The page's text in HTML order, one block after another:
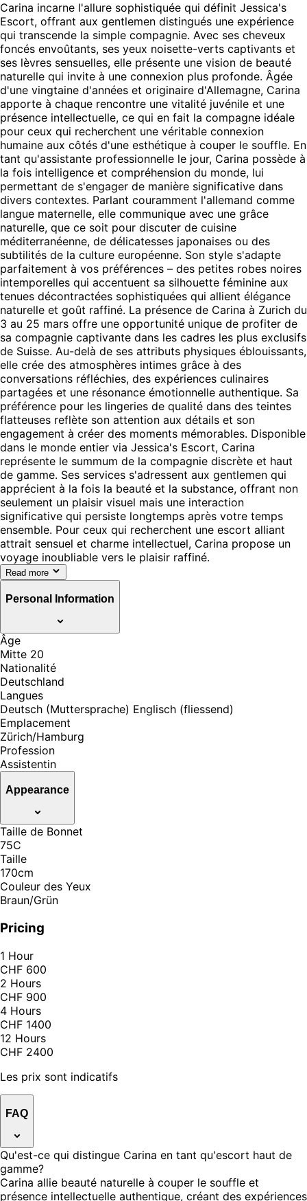
Carina incarne l'allure sophistiquée qui définit Jessica's
Escort, offrant aux gentlemen distingués une expérience
qui transcende la simple compagnie. Avec ses cheveux
foncés envoûtants, ses yeux noisette-verts captivants et
ses lèvres sensuelles, elle présente une vision de beauté
naturelle qui invite à une connexion plus profonde. Âgée
d'une vingtaine d'années et originaire d'Allemagne, Carina
apporte à chaque rencontre une vitalité juvénile et une
présence intellectuelle, ce qui en fait la compagne idéale
pour ceux qui recherchent une véritable connexion
humaine aux côtés d'une esthétique à couper le souffle. En
tant qu'assistante professionnelle le jour, Carina possède à
la fois intelligence et compréhension du monde, lui
permettant de s'engager de manière significative dans
divers contextes. Parlant couramment l'allemand comme
langue maternelle, elle communique avec une grâce
naturelle, que ce soit pour discuter de cuisine
méditerranéenne, de délicatesses japonaises ou des
subtilités de la culture européenne. Son style s'adapte
parfaitement à vos préférences – des petites robes noires
intemporelles qui accentuent sa silhouette féminine aux
tenues décontractées sophistiquées qui allient élégance
naturelle et goût raffiné. La présence de Carina à Zurich du
3 au 25 mars offre une opportunité unique de profiter de
sa compagnie captivante dans les cadres les plus exclusifs
de Suisse. Au-delà de ses attributs physiques éblouissants,
elle crée des atmosphères intimes grâce à des
conversations réfléchies, des expériences culinaires
partagées et une résonance émotionnelle authentique. Sa
préférence pour les lingeries de qualité dans des teintes
flatteuses reflète son attention aux détails et son
engagement à créer des moments mémorables. Disponible
dans le monde entier via Jessica's Escort, Carina
représente le summum de la compagnie discrète et haut
de gamme. Ses services s'adressent aux gentlemen qui
apprécient à la fois la beauté et la substance, offrant non
seulement un plaisir visuel mais une interaction
significative qui persiste longtemps après votre temps
ensemble. Pour ceux qui recherchent une escort alliant
attrait sensuel et charme intellectuel, Carina propose un
voyage inoubliable vers le plaisir raffiné.
Read more
Personal Information
Âge
Mitte 20
Nationalité
Deutschland
Langues
Deutsch (Muttersprache) Englisch (fliessend)
Emplacement
Zürich/Hamburg
Profession
Assistentin
Appearance
Taille de Bonnet
75C
Taille
170cm
Couleur des Yeux
Braun/Grün
Pricing
1 Hour
CHF 600
2 Hours
CHF 900
4 Hours
CHF 1400
12 Hours
CHF 2400
Les prix sont indicatifs
FAQ
Qu'est-ce qui distingue Carina en tant qu'escort haut de
gamme?
Carina allie beauté naturelle à couper le souffle et
présence intellectuelle authentique, créant des expériences